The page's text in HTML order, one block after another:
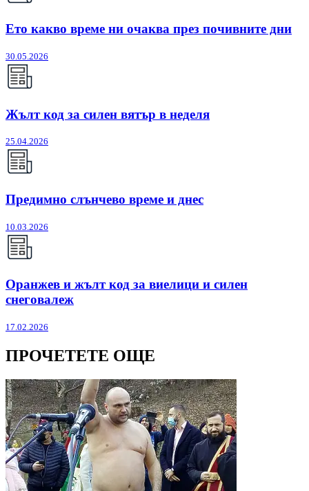
Ето какво време ни очаква през почивните дни
30.05.2026
Жълт код за силен вятър в неделя
25.04.2026
Предимно слънчево време и днес
10.03.2026
Оранжев и жълт код за виелици и силен
снеговалеж
17.02.2026
ПРОЧЕТЕТЕ ОЩЕ